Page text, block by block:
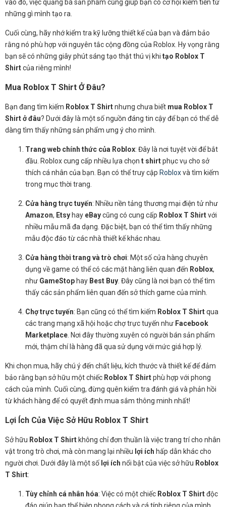
vào đó, việc quảng bá sản phẩm cũng giúp bạn có cơ hội kiếm tiền từ
những gì mình tạo ra.
Cuối cùng, hãy nhớ kiểm tra kỹ lưỡng thiết kế của bạn và đảm bảo
rằng nó phù hợp với nguyên tắc cộng đồng của Roblox. Hy vọng rằng
bạn sẽ có những giây phút sáng tạo thật thú vị khi tạo Roblox T
Shirtcủa riêng mình!
Mua Roblox T Shirt Ở Đâu?
Bạn đang tìm kiếm Roblox T Shirtnhưng chưa biết mua Roblox T
Shirt ở đâu? Dưới đây là một số nguồn đáng tin cậy để bạn có thể dễ
dàng tìm thấy những sản phẩm ưng ý cho mình.
Trang web chính thức của Roblox: Đây là nơi tuyệt vời để bắt
đầu. Roblox cung cấp nhiều lựa chọn t shirtphục vụ cho sở
thích cá nhân của bạn. Bạn có thể truy cập Robloxvà tìm kiếm
trong mục thời trang.
Cửa hàng trực tuyến: Nhiều nền tảng thương mại điện tử như
Amazon, Etsy hay eBaycũng có cung cấp Roblox T Shirtvới
nhiều mẫu mã đa dạng. Đặc biệt, bạn có thể tìm thấy những
mẫu độc đáo từ các nhà thiết kế khác nhau.
Cửa hàng thời trang và trò chơi: Một số cửa hàng chuyên
dụng về game có thể có các mặt hàng liên quan đến Roblox,
như GameStop hay Best Buy . Đây cũng là nơi bạn có thể tìm
thấy các sản phẩm liên quan đến sở thích game của mình.
Chợ trực tuyến: Bạn cũng có thể tìm kiếm Roblox T Shirtqua
các trang mạng xã hội hoặc chợ trực tuyến như Facebook
Marketplace . Nơi đây thường xuyên có người bán sản phẩm
mới, thậm chí là hàng đã qua sử dụng với mức giá hợp lý.
Khi chọn mua, hãy chú ý đến chất liệu, kích thước và thiết kế để đảm
bảo rằng bạn sở hữu một chiếc Roblox T Shirtphù hợp với phong
cách của mình. Cuối cùng, đừng quên kiểm tra đánh giá và phản hồi
từ khách hàng để có quyết định mua sắm thông minh nhất!
Lợi Ích Của Việc Sở Hữu Roblox T Shirt
Sở hữu Roblox T Shirt không chỉ đơn thuần là việc trang trí cho nhân
vật trong trò chơi, mà còn mang lại nhiều lợi ích hấp dẫn khác cho
người chơi. Dưới đây là một số lợi ích nổi bật của việc sở hữu Roblox
T Shirt:
Tùy chỉnh cá nhân hóa: Việc có một chiếc Roblox T Shirtđộc